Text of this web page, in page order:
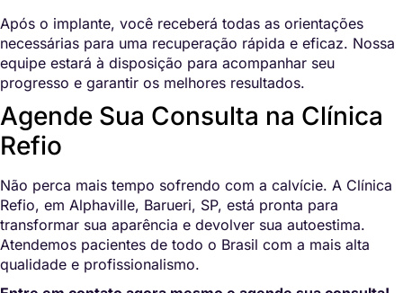
Após o implante, você receberá todas as orientações
necessárias para uma recuperação rápida e eficaz. Nossa
equipe estará à disposição para acompanhar seu
progresso e garantir os melhores resultados.
Agende Sua Consulta na Clínica
Refio
Não perca mais tempo sofrendo com a calvície. A Clínica
Refio, em Alphaville, Barueri, SP, está pronta para
transformar sua aparência e devolver sua autoestima.
Atendemos pacientes de todo o Brasil com a mais alta
qualidade e profissionalismo.